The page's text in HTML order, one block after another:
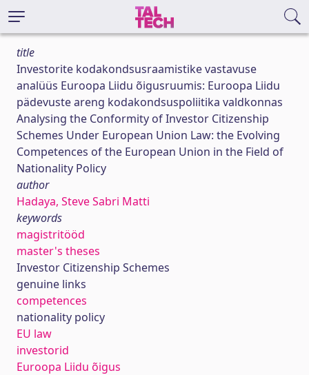
title
Investorite kodakondsusraamistike vastavuse
analüüs Euroopa Liidu õigusruumis: Euroopa Liidu
pädevuste areng kodakondsuspoliitika valdkonnas
Analysing the Conformity of Investor Citizenship
Schemes Under European Union Law: the Evolving
Competences of the European Union in the Field of
Nationality Policy
author
Hadaya, Steve Sabri Matti
keywords
magistritööd
master's theses
Investor Citizenship Schemes
genuine links
competences
nationality policy
EU law
investorid
Euroopa Liidu õigus